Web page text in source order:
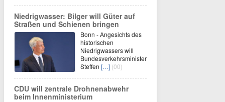
Niedrigwasser: Bilger will Güter auf
Straßen und Schienen bringen
Bonn - Angesichts des
historischen
Niedrigwassers will
Bundesverkehrsminister
Steffen […] (00)
CDU will zentrale Drohnenabwehr
beim Innenministerium